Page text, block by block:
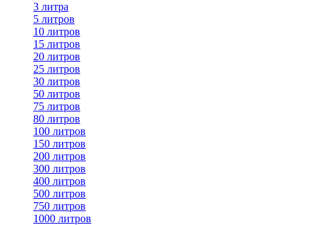
3 литра
5 литров
10 литров
15 литров
20 литров
25 литров
30 литров
50 литров
75 литров
80 литров
100 литров
150 литров
200 литров
300 литров
400 литров
500 литров
750 литров
1000 литров